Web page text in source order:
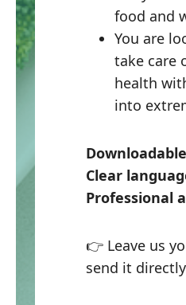
food and
You are
take care
health
into
Clear
Professional
👉 Leave us
send it